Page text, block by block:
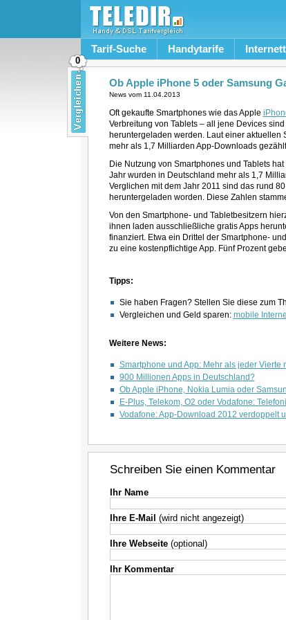
Tarif-Suche Handytarife
Ob Apple iPhone 5 oder Samsung
News vom 11.04.2013
Oft gekaufte Smartphones wie das Apple
Verbreitung von Tablets – all jene Devices
heruntergeladen werden. Laut einer
mehr als 1,7 Milliarden App-Downloads
Die Nutzung von Smartphones und Tablets
Jahr wurden in Deutschland mehr als 1,7
Verglichen mit dem Jahr 2011 sind das rund
heruntergeladen worden. Diese Zahlen
Von den Smartphone- und Tabletbesitzern
ihnen laden ausschließliche gratis Apps
finanziert. Etwa ein Drittel der Smartphone-
zu eine kostenpflichtige App. Fünf Prozent
Tipps:
Sie haben Fragen? Stellen Sie diese zum
Vergleichen und Geld sparen: mobile
Weitere News:
Smartphone und App: Mehr als jeder Vierte
900 Millionen Apps in Deutschland?
Ob Apple iPhone, Nokia Lumia oder
E-Plus, Telekom, O2 oder Vodafone:
Vodafone: App-Download 2012 verdoppelt
Schreiben Sie einen Kommentar
Ihr Name
Ihre E-Mail (wird nicht angezeigt)
Ihre Webseite(optional)
Ihr Kommentar
0